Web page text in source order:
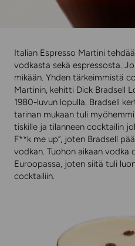
Italian Espresso Martini
vodkasta sekä espressosta.
mikään. Yhden tärkeimmistä
Martinin, kehitti Dick Bradsell
1980-luvun lopulla. Bradsell
tarinan mukaan tuli
tiskille ja tilanneen cocktailin
F**k me up”, joten Bradsell
vodkan. Tuohon aikaan vodka
Euroopassa, joten siitä tuli
cocktailiin.